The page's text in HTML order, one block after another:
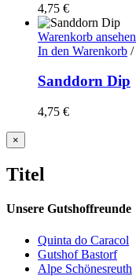
4,75 €
Warenkorb ansehen
In den Warenkorb /
Sanddorn Dip
4,75 €
Close
product
view
×
Titel
Unsere Gutshoffreunde
Quinta do Caracol
Gutshof Bastorf
Alpe Schönesreuth